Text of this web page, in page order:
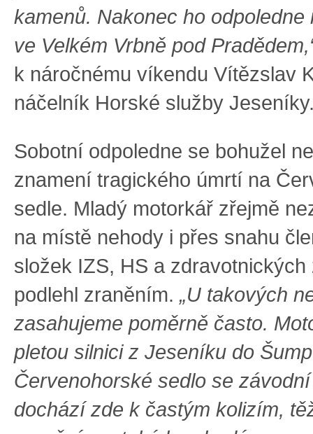
kamenů. Nakonec ho odpoledne
ve Velkém Vrbně pod
k náročnému víkendu Vítězslav
náčelník Horské služby
Sobotní odpoledne se bohužel
znamení tragického úmrtí na
sedle. Mladý motorkář zřejmě
na místě nehody i přes snahu
složek IZS, HS a zdravotnických
podlehl zraněním. „U takových
zasahujeme poměrně často.
pletou silnici z Jeseníku do
Červenohorské sedlo se
dochází zde k častým kolizím,